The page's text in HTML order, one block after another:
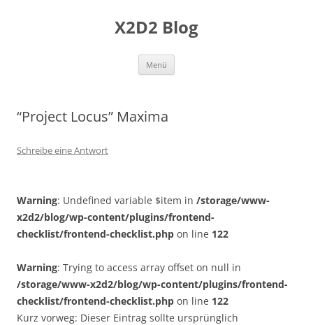
X2D2 Blog
Menü
“Project Locus” Maxima
Schreibe eine Antwort
Warning: Undefined variable $item in /storage/www-
x2d2/blog/wp-content/plugins/frontend-
checklist/frontend-checklist.php on line 122
Warning: Trying to access array offset on null in
/storage/www-x2d2/blog/wp-content/plugins/frontend-
checklist/frontend-checklist.php on line 122
Kurz vorweg: Dieser Eintrag sollte ursprünglich